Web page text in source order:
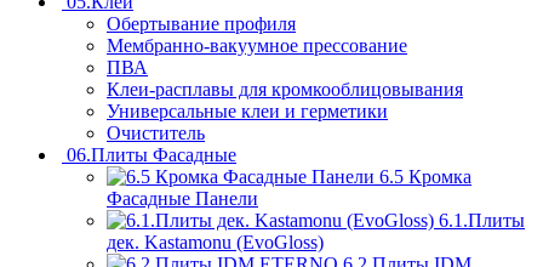
Обертывание профиля
Мембранно-вакуумное прессование
ПВА
Клеи-расплавы для кромкооблицовывания
Универсальные клеи и герметики
Очиститель
06.Плиты Фасадные
6.5 Кромка
Фасадные Панели
6.1.Плиты
дек. Kastamonu (EvoGloss)